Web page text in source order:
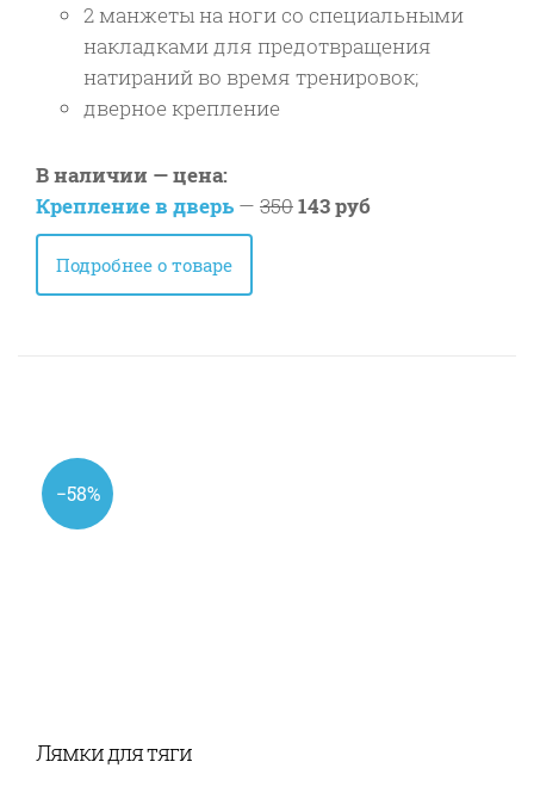
2 манжеты на ноги со специальными
накладками для предотвращения
натираний во время тренировок;
дверное крепление
В наличии — цена:
Крепление в дверь — 350143 руб
Подробнее о товаре
−58%
Лямки для тяги